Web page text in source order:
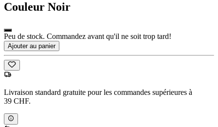
Couleur Noir
Peu de stock. Commandez avant qu'il ne soit trop tard!
Ajouter au panier
Livraison standard gratuite pour les commandes supérieures à
39 CHF.